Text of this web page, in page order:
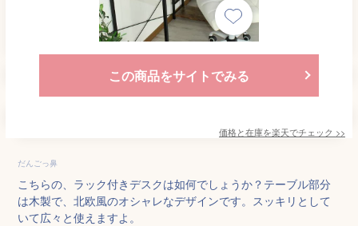
この商品をサイトでみる
価格と在庫を楽天でチェック >>
だんごっ鼻
こちらの、ラック付きデスクは如何でしょうか？テーブル部分
は木製で、北欧風のオシャレなデザインです。スッキリとして
いて広々と使えますよ。